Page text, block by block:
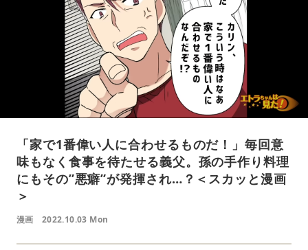
「家で1番偉い人に合わせるものだ！」毎回意
味もなく食事を待たせる義父。孫の手作り料理
にもその”悪癖”が発揮され…？＜スカッと漫画
＞
漫画 2022.10.03 Mon